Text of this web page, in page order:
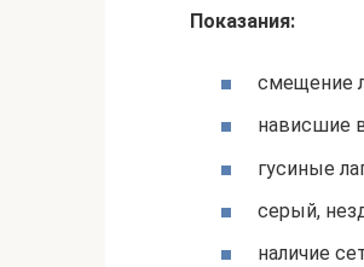
Показания:
смещение
нависшие
гусиные
серый,
наличие